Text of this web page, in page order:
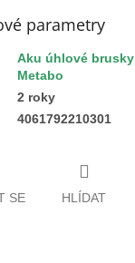
parametry
Aku úhlové brusky
Metabo
2 roky
4061792210301
SE HLÍDAT